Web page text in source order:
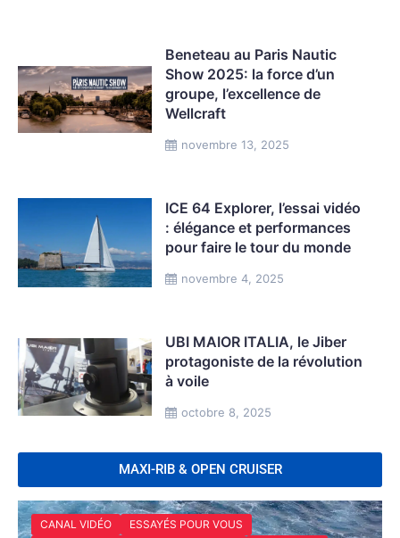
novembre 13, 2025
Beneteau au Paris Nautic
Show 2025: la force d’un
groupe, l’excellence de
Wellcraft
novembre 4, 2025
ICE 64 Explorer, l’essai vidéo
: élégance et performances
pour faire le tour du monde
octobre 8, 2025
UBI MAIOR ITALIA, le Jiber
protagoniste de la révolution
à voile
MAXI-RIB & OPEN CRUISER
CANAL VIDÉO
ESSAYÉS POUR VOUS